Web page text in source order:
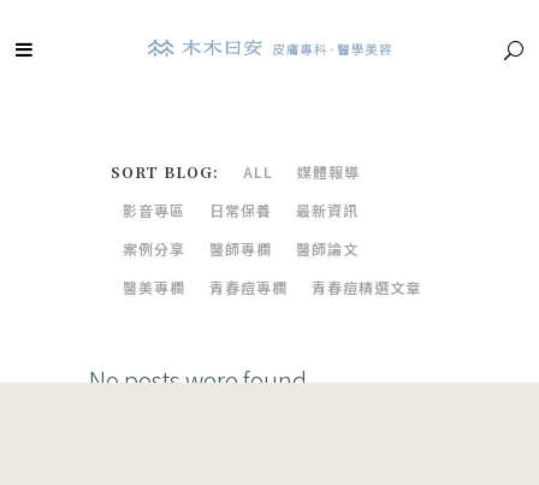
SORT BLOG: ALL
媒體報導
影音專區
日常保養
最新資訊
案例分享
醫師專欄
醫師論文
醫美專欄
青春痘專欄 青春痘精選文章
No posts were found.